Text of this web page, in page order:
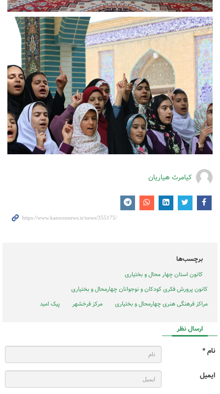
کیامرث هیاریان
برچسب‌ها
کانون استان چهار محال و بختیاری
کانون پرورش فکری کودکان و نوجوانان چهارمحال و بختیاری
مراکز فرهنگی هنری چهارمحال و بختیاری
مرکز فرخشهر پیک امید
ارسال نظر
نام *
ایمیل